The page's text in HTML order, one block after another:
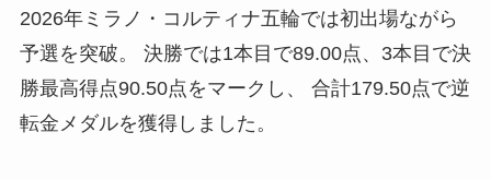
2026年ミラノ・コルティナ五輪では初出場ながら
予選を突破。 決勝では1本目で89.00点、3本目で決
勝最高得点90.50点をマークし、 合計179.50点で逆
転金メダルを獲得しました。